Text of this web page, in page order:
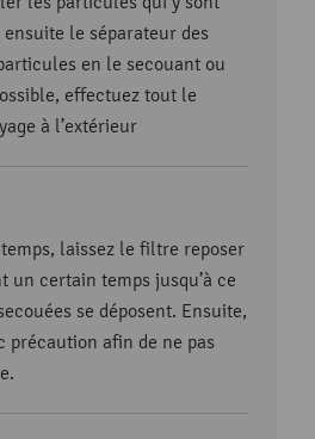
le séparateur des
en le secouant ou
effectuez tout le
à l’extérieur
laissez le filtre reposer
un certain temps jusqu’à ce
se déposent. Ensuite,
précaution afin de ne pas